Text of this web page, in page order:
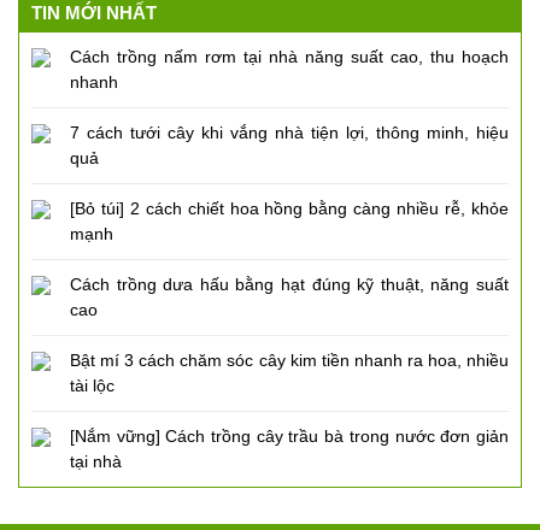
TIN MỚI NHẤT
Cách trồng nấm rơm tại nhà năng suất cao, thu hoạch
nhanh
7 cách tưới cây khi vắng nhà tiện lợi, thông minh, hiệu
quả
[Bỏ túi] 2 cách chiết hoa hồng bằng càng nhiều rễ, khỏe
mạnh
Cách trồng dưa hấu bằng hạt đúng kỹ thuật, năng suất
cao
Bật mí 3 cách chăm sóc cây kim tiền nhanh ra hoa, nhiều
tài lộc
[Nắm vững] Cách trồng cây trầu bà trong nước đơn giản
tại nhà